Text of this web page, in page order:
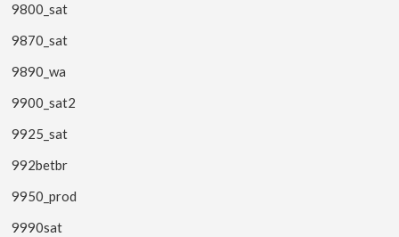
9800_sat
9870_sat
9890_wa
9900_sat2
9925_sat
992betbr
9950_prod
9990sat